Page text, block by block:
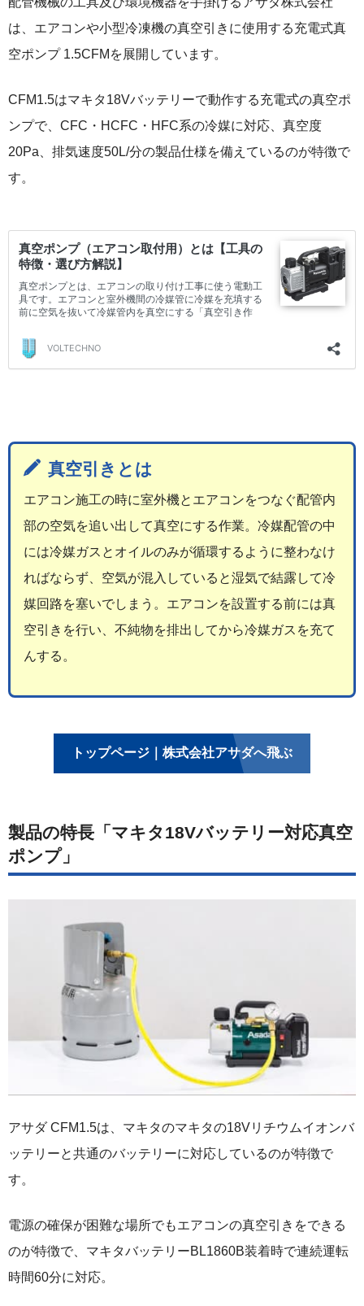
は、エアコンや小型冷凍機の真空引きに使用する充電式真
空ポンプ 1.5CFMを展開しています。
CFM1.5はマキタ18Vバッテリーで動作する充電式の真空ポ
ンプで、CFC・HCFC・HFC系の冷媒に対応、真空度
20Pa、排気速度50L/分の製品仕様を備えているのが特徴で
す。
真空引きとは
エアコン施工の時に室外機とエアコンをつなぐ配管内
部の空気を追い出して真空にする作業。冷媒配管の中
には冷媒ガスとオイルのみが循環するように整わなけ
ればならず、空気が混入していると湿気で結露して冷
媒回路を塞いでしまう。エアコンを設置する前には真
空引きを行い、不純物を排出してから冷媒ガスを充て
んする。
トップページ｜株式会社アサダへ飛ぶ
製品の特長「マキタ18Vバッテリー対応真空
ポンプ」
アサダ CFM1.5は、マキタのマキタの18Vリチウムイオンバ
ッテリーと共通のバッテリーに対応しているのが特徴で
す。
電源の確保が困難な場所でもエアコンの真空引きをできる
のが特徴で、マキタバッテリーBL1860B装着時で連続運転
時間60分に対応。